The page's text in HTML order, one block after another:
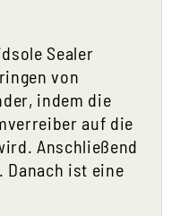
Sealer
von
indem die
auf die
Anschließend
Danach ist eine